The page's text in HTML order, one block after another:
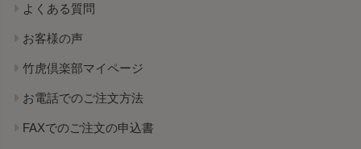
よくある質問
お客様の声
竹虎倶楽部マイページ
お電話でのご注文方法
FAXでのご注文の申込書